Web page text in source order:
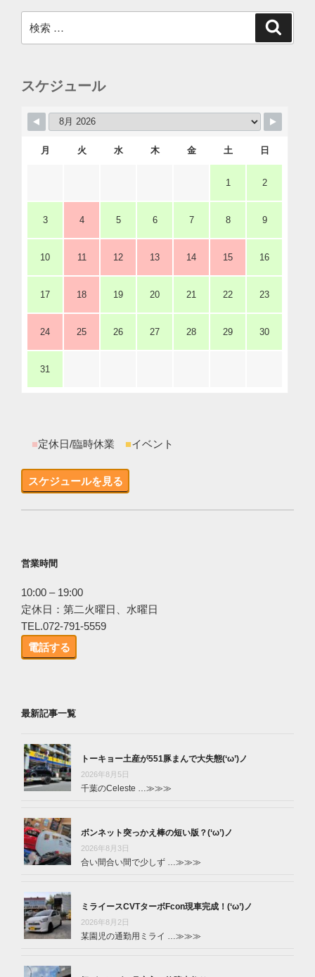
索:
スケジュール
月 火 水 木 金 土 日
1 2
3 4 5 6 7 8 9
10 11 12 13 14 15 16
17 18 19 20 21 22 23
24 25 26 27 28 29 30
31
■定休日/臨時休業 ■イベント
スケジュールを見る
営業時間
10:00 – 19:00
定休日：第二火曜日、水曜日
TEL.072-791-5559
電話する
最新記事一覧
トーキョー土産が551豚まんで大失態(‘ω’)ノ
2026年8月5日
千葉のCeleste …≫≫≫
ボンネット突っかえ棒の短い版？(‘ω’)ノ
2026年8月3日
合い間合い間で少しず …≫≫≫
ミライースCVTターボFcon現車完成！(‘ω’)ノ
2026年8月2日
某園児の通勤用ミライ …≫≫≫